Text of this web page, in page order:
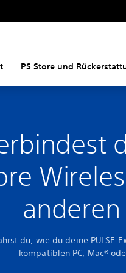
PS Store und
du, wie du deine PULSE
kompatiblen PC, Mac®